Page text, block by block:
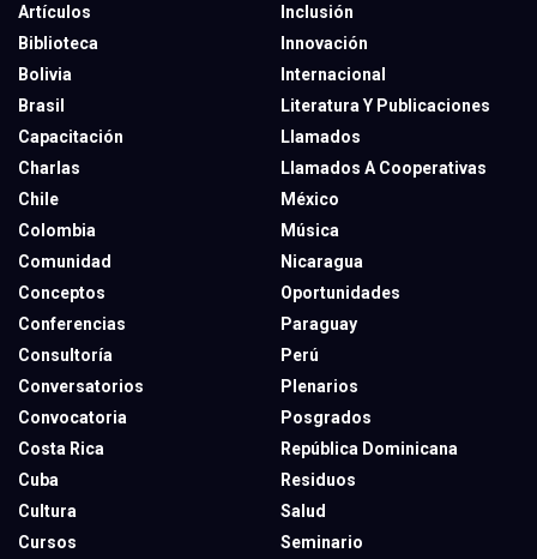
Artículos
Biblioteca
Bolivia
Brasil
Capacitación
Charlas
Chile
Colombia
Comunidad
Conceptos
Conferencias
Consultoría
Conversatorios
Convocatoria
Costa Rica
Cuba
Cultura
Cursos
Inclusión
Innovación
Internacional
Literatura Y Publicaciones
Llamados
Llamados A Cooperativas
México
Música
Nicaragua
Oportunidades
Paraguay
Perú
Plenarios
Posgrados
República Dominicana
Residuos
Salud
Seminario